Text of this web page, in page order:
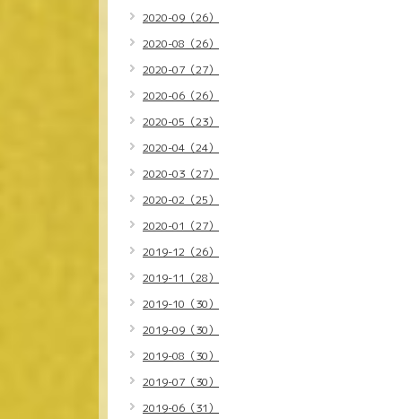
2020-09（26）
2020-08（26）
2020-07（27）
2020-06（26）
2020-05（23）
2020-04（24）
2020-03（27）
2020-02（25）
2020-01（27）
2019-12（26）
2019-11（28）
2019-10（30）
2019-09（30）
2019-08（30）
2019-07（30）
2019-06（31）